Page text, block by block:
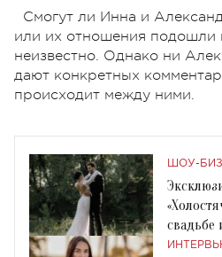
Смогут ли Инна и
или их отношения подошли
неизвестно. Однако ни
дают конкретных
происходит между ними.
ШОУ-
свадьбе